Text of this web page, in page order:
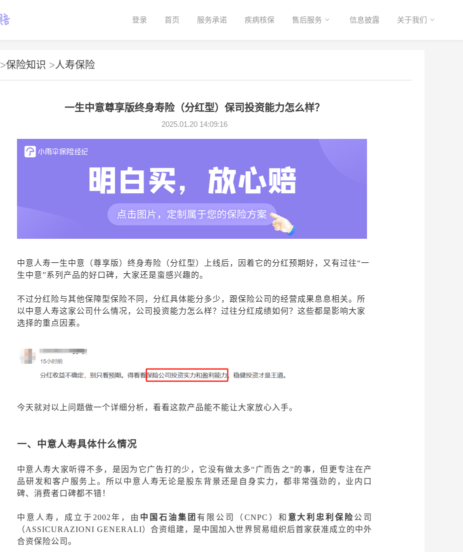
登录 首页 服务承诺 疾病核保 售后服务 信息披露 关于我们
>保险知识 >人寿保险
一生中意尊享版终身寿险（分红型）保司投资能力怎么样？
2025.01.20 14:09:16
中意人寿一生中意（尊享版）终身寿险（分红型）上线后，因着它的分红预期好，又有过往“一
生中意”系列产品的好口碑，大家还是蛮感兴趣的。
不过分红险与其他保障型保险不同，分红具体能分多少，跟保险公司的经营成果息息相关。所
以中意人寿这家公司什么情况，公司投资能力怎么样？过往分红成绩如何？这些都是影响大家
选择的重点因素。
今天就对以上问题做一个详细分析，看看这款产品能不能让大家放心入手。
一、 中意人寿具体什么情况
中意人寿大家听得不多，是因为它广告打的少，它没有做太多“广而告之”的事，但更专注在产
品研发和客户服务上。所以中意人寿无论是股东背景还是自身实力，都非常强劲的，业内口
碑、消费者口碑都不错！
中意人寿，成立于 2002年，由 中国石油集团 有限公司（ CNPC）和 意大利忠利保险公司
（ASSICURAZIONI GENERALI）合资组建，是中国加入世界贸易组织后首家获准成立的中外
合资保险公司。